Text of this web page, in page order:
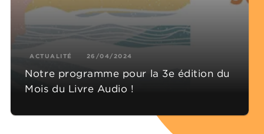
ACTUALITÉ 26/04/2024
Notre programme pour la 3e édition du
Mois du Livre Audio !